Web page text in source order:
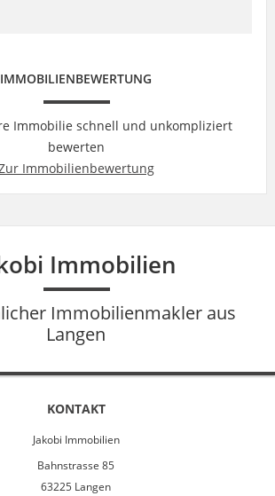
IMMOBILIENBEWERTUNG
Immobilie schnell und unkompliziert
bewerten
Immobilienbewertung
Immobilien
Immobilienmakler aus
Langen
KONTAKT
Jakobi Immobilien
Bahnstrasse 85
63225 Langen